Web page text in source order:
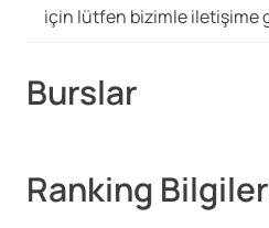
için lütfen bizimle iletişime
Burslar
Ranking